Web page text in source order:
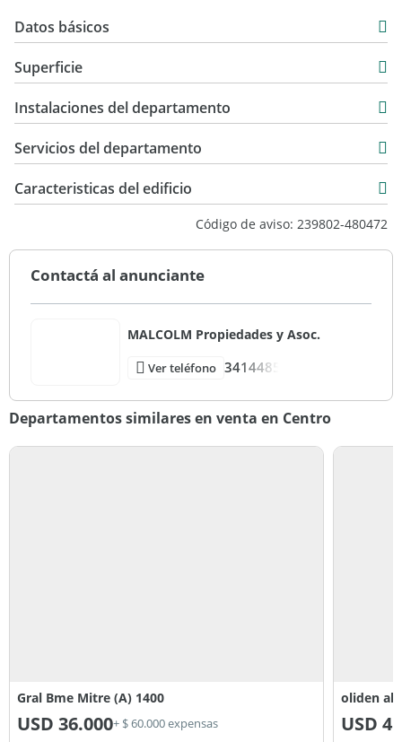
Datos básicos
Venta
USD 38.000
Superficie
26 m2
Instalaciones del departamento
Servicios del departamento
Caracteristicas del edificio
10
Código de aviso: 239802-480472
Contactá al anunciante
MALCOLM Propiedades y Asoc.
Ver teléfono 3414485
Departamentos similares en venta en Centro
Gral Bme Mitre (A) 1400
USD 36.000+ $ 60.000 expensas
oliden al
USD